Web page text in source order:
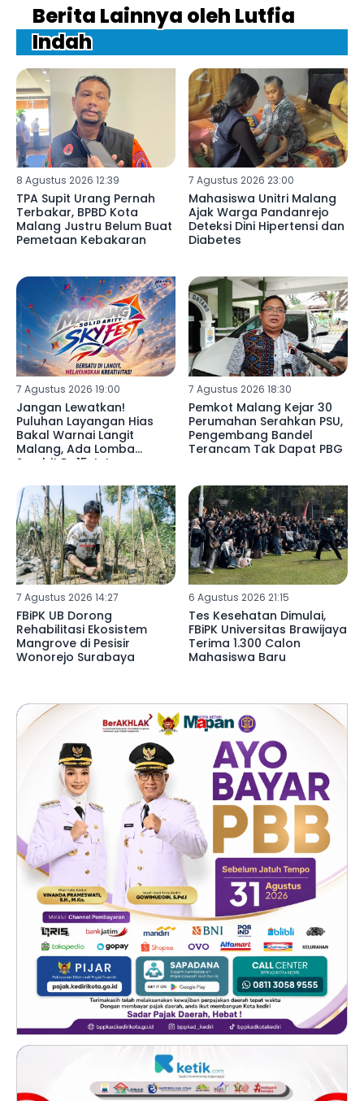
Berita Lainnya oleh Lutfia
Indah
8 Agustus 2026 12:39
TPA Supit Urang Pernah
Terbakar, BPBD Kota
Malang Justru Belum Buat
Pemetaan Kebakaran
7 Agustus 2026 23:00
Mahasiswa Unitri Malang
Ajak Warga Pandanrejo
Deteksi Dini Hipertensi dan
Diabetes
7 Agustus 2026 19:00
Jangan Lewatkan!
Puluhan Layangan Hias
Bakal Warnai Langit
Malang, Ada Lomba
Sambit Rp15 Juta
7 Agustus 2026 18:30
Pemkot Malang Kejar 30
Perumahan Serahkan PSU,
Pengembang Bandel
Terancam Tak Dapat PBG
7 Agustus 2026 14:27
FBiPK UB Dorong
Rehabilitasi Ekosistem
Mangrove di Pesisir
Wonorejo Surabaya
6 Agustus 2026 21:15
Tes Kesehatan Dimulai,
FBiPK Universitas Brawijaya
Terima 1.300 Calon
Mahasiswa Baru